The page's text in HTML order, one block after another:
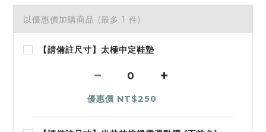
以優惠價加購商品 (最多 1 件)
【請備註尺寸】太極中定鞋墊
優惠價 NT$250